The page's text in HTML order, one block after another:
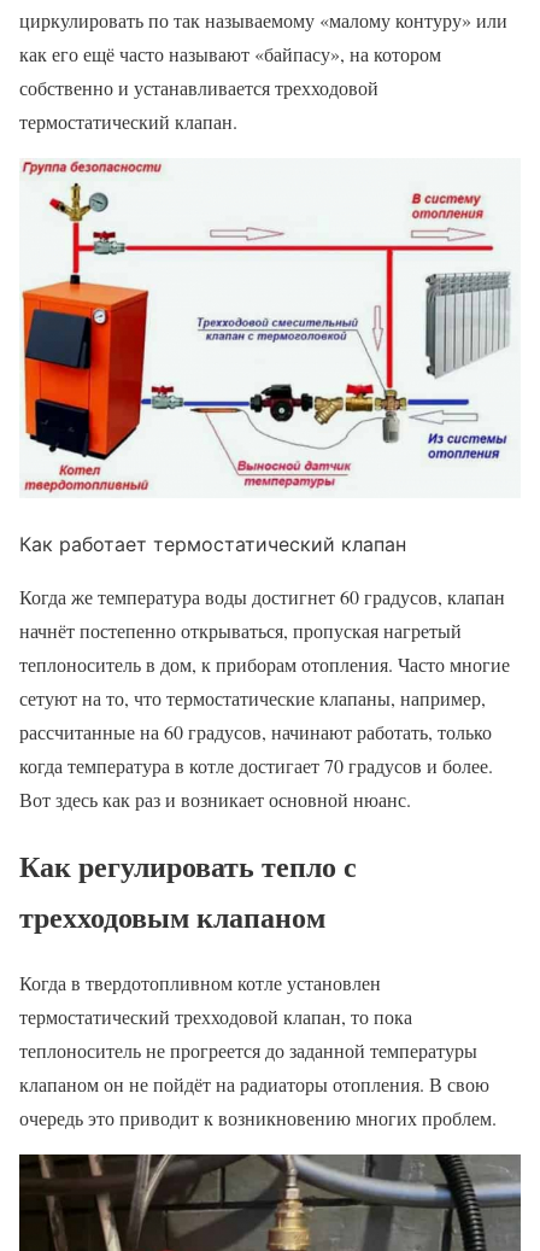
циркулировать по так называемому «малому контуру» или
как его ещё часто называют «байпасу», на котором
собственно и устанавливается трехходовой
термостатический клапан.
Как работает термостатический клапан
Когда же температура воды достигнет 60 градусов, клапан
начнёт постепенно открываться, пропуская нагретый
теплоноситель в дом, к приборам отопления. Часто многие
сетуют на то, что термостатические клапаны, например,
рассчитанные на 60 градусов, начинают работать, только
когда температура в котле достигает 70 градусов и более.
Вот здесь как раз и возникает основной нюанс.
Как регулировать тепло с
трехходовым клапаном
Когда в твердотопливном котле установлен
термостатический трехходовой клапан, то пока
теплоноситель не прогреется до заданной температуры
клапаном он не пойдёт на радиаторы отопления. В свою
очередь это приводит к возникновению многих проблем.